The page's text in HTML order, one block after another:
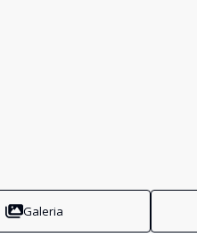
Galeria